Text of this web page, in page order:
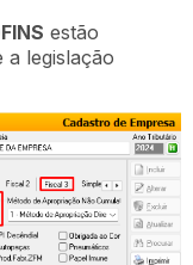
estão
legislação